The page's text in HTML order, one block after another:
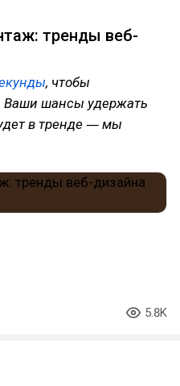
тренды веб-
, чтобы
Ваши шансы удержать
в тренде ― мы
5.8K